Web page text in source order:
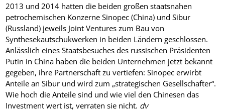
2013 und 2014 hatten die beiden großen staatsnahen
petrochemischen Konzerne Sinopec (China) und Sibur
(Russland) jeweils Joint Ventures zum Bau von
Synthesekautschukwerken in beiden Ländern geschlossen.
Anlässlich eines Staatsbesuches des russischen Präsidenten
Putin in China haben die beiden Unternehmen jetzt bekannt
gegeben, ihre Partnerschaft zu vertiefen: Sinopec erwirbt
Anteile an Sibur und wird zum „strategischen Gesellschafter“.
Wie hoch die Anteile sind und wie viel den Chinesen das
Investment wert ist, verraten sie nicht. dv